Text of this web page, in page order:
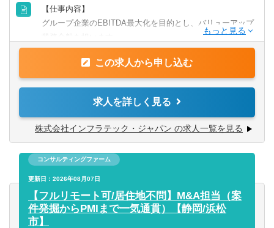
事業会社・PEファンド・コンサルティング会社等におい
て）
・グループ企業の経営者や部門長、協力会社（IME）の業
務責任者などと対話し、信頼関係を構築するコミュニケー
・高等専門学校と同等水準以上の学歴（中退も可）
【歓迎要件】
・土木業界への理解
・M&Aの実務経験
【求める人物像】
・当社の理念・価値観への共感
・創業メンバーとしての情熱・覚悟
・仲間との協調・連携
【仕事内容】
グループ企業のEBITDA最大化を目的とし、バリューアップ
必要な戦略を立案し、実行する業務を統括して頂きます。
必要に応じて、IMEの各業務責任者（入札・営業、積算・
携して頂きます。
「戦略→実行→検証→再実行」のPDCAを統括し、目に見
える成果（業績向上）につなげます。
■成長戦略・経営計画の策定
■営業力の強化（IMEの営業部門とも連携）
■業務力・技術力の強化（IMEの工事技術部門とも連携）
■人材採用力の強化
この求人から申し込む
求人を詳しく見る
株式会社インフラテック・ジャパン の求人一覧を見る
コンサルティングファーム
更新日：2026年08月07日
【フルリモート可/居住地不問】M&A担当（案
件発掘からPMIまで一気通貫）【静岡/浜松
市】